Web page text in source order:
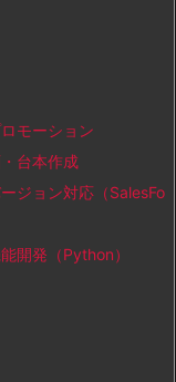
モーション
台本作成
ジョン対応（SalesFo
開発（Python）